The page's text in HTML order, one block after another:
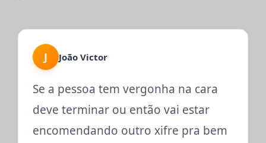
J João Victor
Se a pessoa tem vergonha na cara
deve terminar ou então vai estar
encomendando outro xifre pra bem